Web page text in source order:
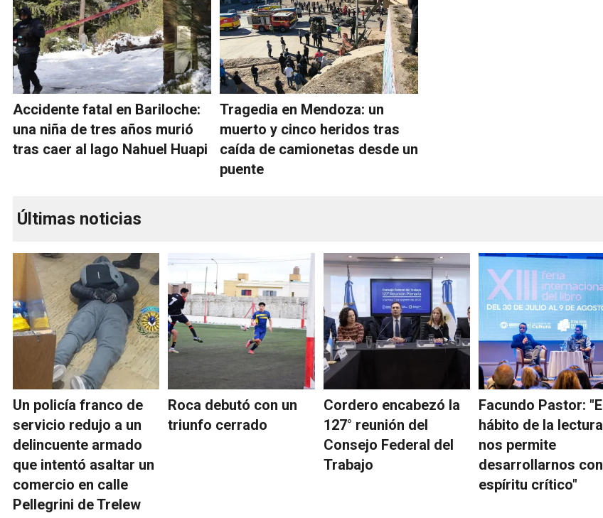
Accidente fatal en Bariloche:
una niña de tres años murió
tras caer al lago Nahuel Huapi
Tragedia en Mendoza: un
muerto y cinco heridos tras
caída de camionetas desde un
puente
Últimas noticias
Un policía franco de
servicio redujo a un
delincuente armado
que intentó asaltar un
comercio en calle
Pellegrini de Trelew
Roca debutó con un
triunfo cerrado
Cordero encabezó la
127° reunión del
Consejo Federal del
Trabajo
Facundo Pastor: "El
hábito de la lectura
nos permite
desarrollarnos con
espíritu crítico"